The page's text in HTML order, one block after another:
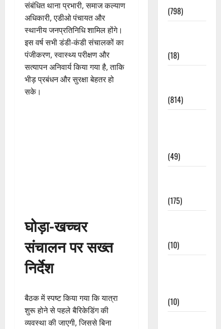
संबंधित थाना प्रभारी, समाज कल्याण
अधिकारी, एडीओ पंचायत और
स्थानीय जनप्रतिनिधि शामिल होंगे।
इस वर्ष सभी डंडी-कंडी संचालकों का
पंजीकरण, स्वास्थ्य परीक्षण और
सत्यापन अनिवार्य किया गया है, ताकि
भीड़ प्रबंधन और सुरक्षा बेहतर हो
सके।
घोड़ा-खच्चर
संचालन पर सख्त
निर्देश
बैठक में स्पष्ट किया गया कि यात्रा
शुरू होने से पहले बैरिकेडिंग की
व्यवस्था की जाएगी, जिससे बिना
(798)
(18)
(814)
(49)
(175)
(10)
(10)